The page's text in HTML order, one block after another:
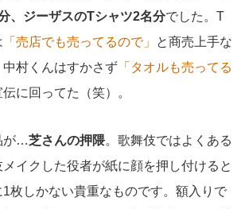
、ジーザスのTシャツ2名分でした。T
「売店でも売ってるので」
と商売上手な
村くんはすかさず 「タオルも売ってる
に回ってた（笑）。
が…芝さんの押隈。歌舞伎ではよくある
イクした役者が紙に顔を押し付けると
枚しかない貴重なものです。額入りで